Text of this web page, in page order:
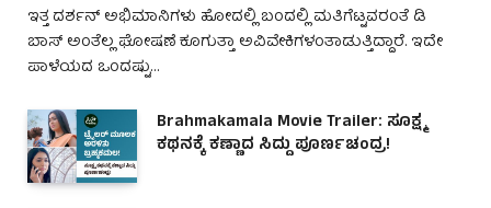
ಇತ್ತ ದರ್ಶನ್ ಅಭಿಮಾನಿಗಳು ಹೋದಲ್ಲಿ ಬಂದಲ್ಲಿ ಮತಿಗೆಟ್ಟವರಂತೆ ಡಿ
ಬಾಸ್ ಅಂತೆಲ್ಲ ಘೋಷಣೆ ಕೂಗುತ್ತಾ ಅವಿವೇಕಿಗಳಂತಾಡುತ್ತಿದ್ದಾರೆ. ಇದೇ
ಪಾಳೆಯದ ಒಂದಷ್ಟು…
Brahmakamala Movie Trailer: ಸೂಕ್ಷ್ಮ
ಕಥನಕ್ಕೆ ಕಣ್ಣಾದ ಸಿದ್ದು ಪೂರ್ಣಚಂದ್ರ!